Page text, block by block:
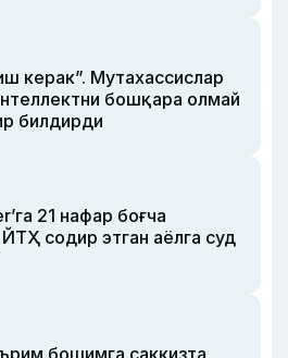
керак”. Мутахассислар
бошқара олмай
билдирди
21 нафар боғча
содир этган аёлга суд
бошимга саккизта